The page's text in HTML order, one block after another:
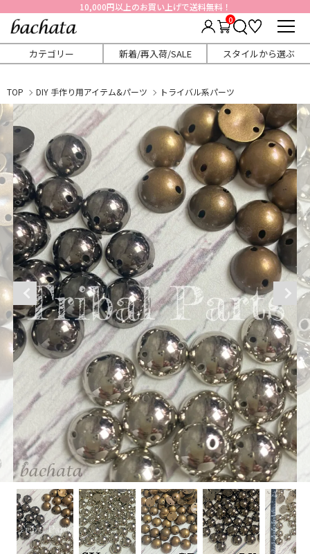
10,000円以上のお買い上げで送料無料！
0
カテゴリー 新着/再入荷/SALE スタイルから選ぶ
TOP DIY 手作り用アイテム&パーツ トライバル系パーツ